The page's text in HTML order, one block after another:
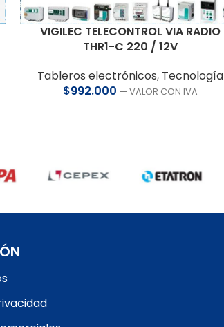
VIGILEC TELECONTROL VIA RADIO
THR1-C 220 / 12V
Tableros electrónicos, Tecnología
$992.000 — VALOR CON IVA